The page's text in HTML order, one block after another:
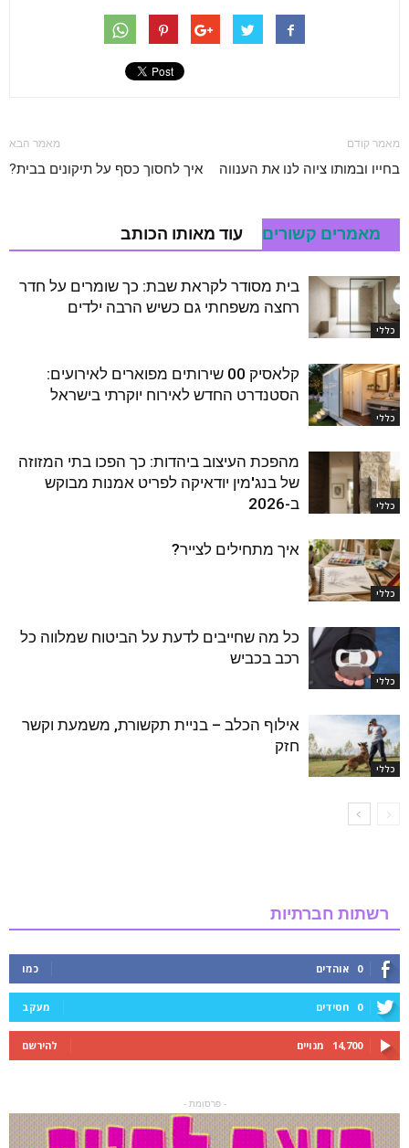
מאמר קודם
בחייו ובמותו ציוה לנו את הענווה
מאמר הבא
איך לחסוך כסף על תיקונים בבית?
מאמרים קשורים עוד מאותו הכותב
כללי
בית מסודר לקראת שבת: כך שומרים על חדר
רחצה משפחתי גם כשיש הרבה ילדים
כללי
קלאסיק 00 שירותים מפוארים לאירועים:
הסטנדרט החדש לאירוח יוקרתי בישראל
כללי
מהפכת העיצוב ביהדות: כך הפכו בתי המזוזה
של בנג'מין יודאיקה לפריט אמנות מבוקש
ב-2026
כללי
איך מתחילים לצייר?
כללי
כל מה שחייבים לדעת על הביטוח שמלווה כל
רכב בכביש
כללי
אילוף הכלב – בניית תקשורת, משמעת וקשר
חזק
רשתות חברתיות
0 אוהדים כמו
0 חסידים מעקב
14,700 מנויים להירשם
- פרסומת -